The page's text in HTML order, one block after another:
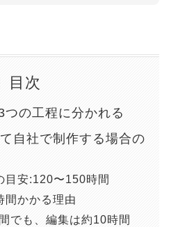
目次
の工程に分かれる
自社で制作する場合の
目安:120〜150時間
間かかる理由
でも、編集は約10時間